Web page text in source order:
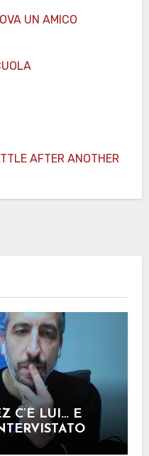
UN AMICO
AFTER ANOTHER
C’È LUI… E